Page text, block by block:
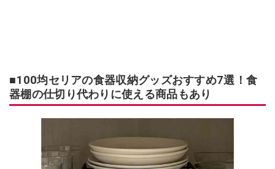
■100均セリアの食器収納グッズおすすめ7選！食
器棚の仕切り代わりに使える商品もあり